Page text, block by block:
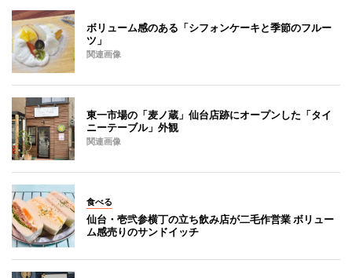
ボリューム感のある「シフォンケーキと季節のフルー
ツ」
関連画像
東一市場の「麦ノ蔵」仙台店跡にオープンした「タイ
ニーテーブル」外観
関連画像
食べる
仙台・壱弐参横丁の立ち飲み店が二毛作営業 ボリュー
ム感売りのサンドイッチ